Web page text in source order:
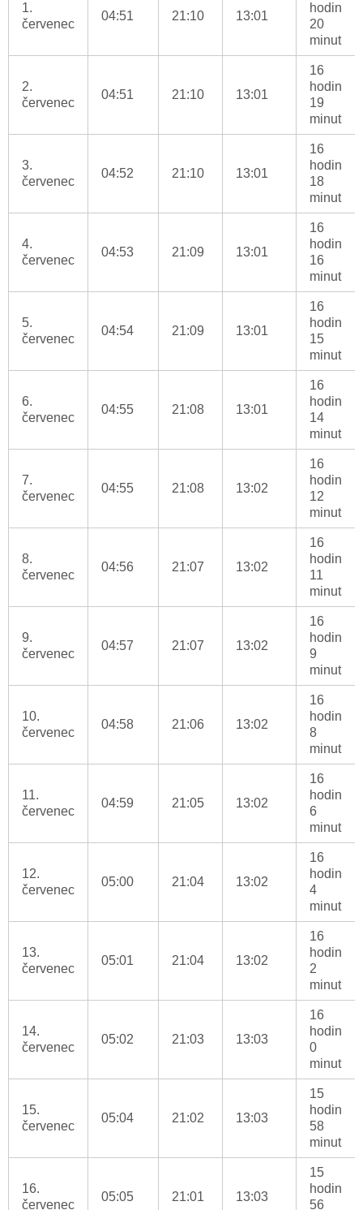
1.
červenec
04:51 21:10 13:01
hodin
20
minut
2.
červenec
04:51 21:10 13:01
16
hodin
19
minut
3.
červenec
04:52 21:10 13:01
16
hodin
18
minut
4.
červenec
04:53 21:09 13:01
16
hodin
16
minut
5.
červenec
04:54 21:09 13:01
16
hodin
15
minut
6.
červenec
04:55 21:08 13:01
16
hodin
14
minut
7.
červenec
04:55 21:08 13:02
16
hodin
12
minut
8.
červenec
04:56 21:07 13:02
16
hodin
11
minut
9.
červenec
04:57 21:07 13:02
16
hodin
9
minut
10.
červenec
04:58 21:06 13:02
16
hodin
8
minut
11.
červenec
04:59 21:05 13:02
16
hodin
6
minut
12.
červenec
05:00 21:04 13:02
16
hodin
4
minut
13.
červenec
05:01 21:04 13:02
16
hodin
2
minut
14.
červenec
05:02 21:03 13:03
16
hodin
0
minut
15.
červenec
05:04 21:02 13:03
15
hodin
58
minut
16.
červenec
05:05 21:01 13:03
15
hodin
56